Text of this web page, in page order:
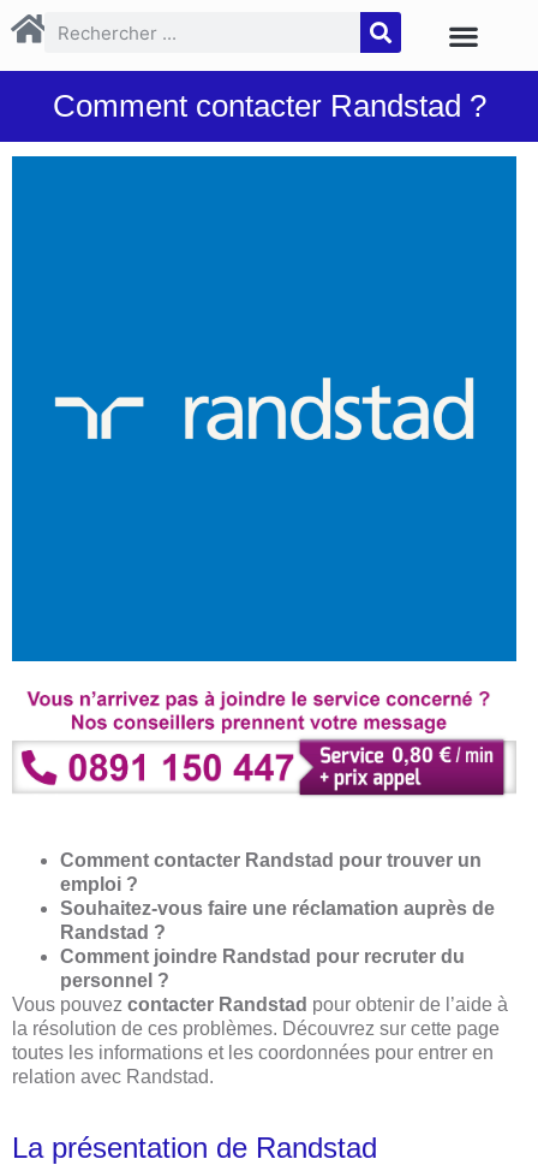
Comment contacter Randstad ?
Comment contacter Randstad pour trouver un
emploi ?
Souhaitez-vous faire une réclamation auprès de
Randstad ?
Comment joindre Randstad pour recruter du
personnel ?
Vous pouvez contacter Randstad pour obtenir de l’aide à
la résolution de ces problèmes. Découvrez sur cette page
toutes les informations et les coordonnées pour entrer en
relation avec Randstad.
La présentation de Randstad